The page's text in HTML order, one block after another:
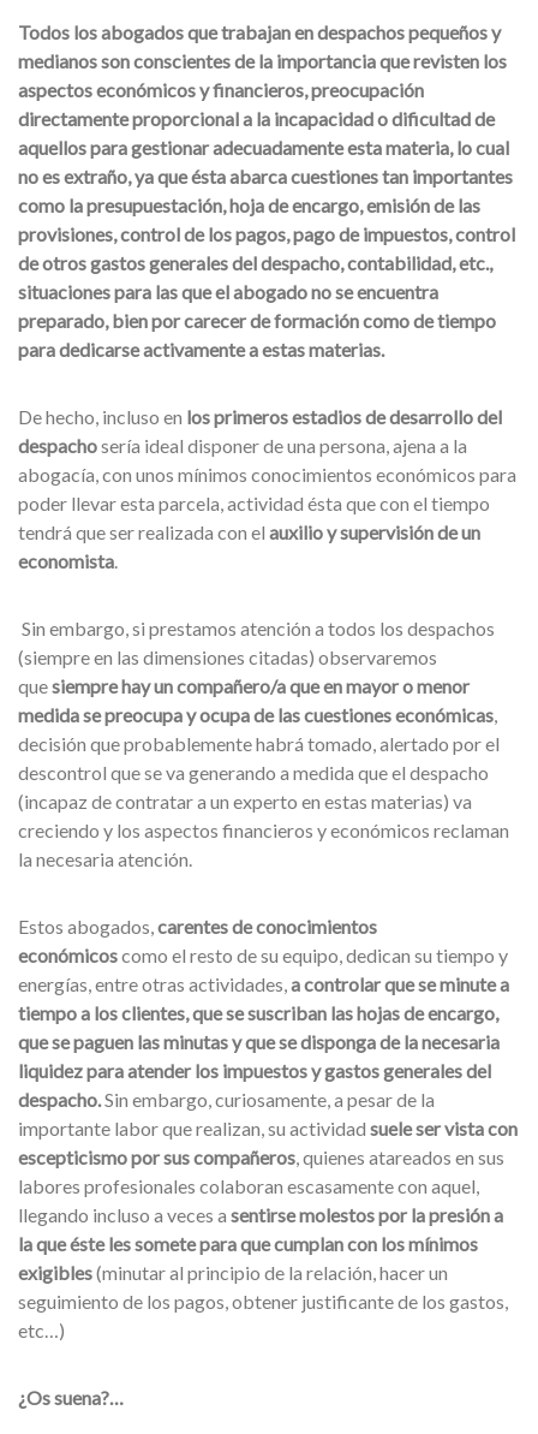
Todos los abogados que trabajan en despachos pequeños y
medianos son conscientes de la importancia que revisten los
aspectos económicos y financieros, preocupación
directamente proporcional a la incapacidad o dificultad de
aquellos para gestionar adecuadamente esta materia, lo cual
no es extraño, ya que ésta abarca cuestiones tan importantes
como la presupuestación, hoja de encargo, emisión de las
provisiones, control de los pagos, pago de impuestos, control
de otros gastos generales del despacho, contabilidad, etc.,
situaciones para las que el abogado no se encuentra
preparado, bien por carecer de formación como de tiempo
para dedicarse activamente a estas materias.
De hecho, incluso en los primeros estadios de desarrollo del
despachosería ideal disponer de una persona, ajena a la
abogacía, con unos mínimos conocimientos económicos para
poder llevar esta parcela, actividad ésta que con el tiempo
tendrá que ser realizada con el auxilio y supervisión de un
economista.
Sin embargo, si prestamos atención a todos los despachos
(siempre en las dimensiones citadas) observaremos
quesiempre hay un compañero/a que en mayor o menor
medida se preocupa y ocupa de las cuestiones económicas,
decisión que probablemente habrá tomado, alertado por el
descontrol que se va generando a medida que el despacho
(incapaz de contratar a un experto en estas materias) va
creciendo y los aspectos financieros y económicos reclaman
la necesaria atención.
Estos abogados,carentes de conocimientos
económicoscomo el resto de su equipo, dedican su tiempo y
energías, entre otras actividades,a controlar que se minute a
tiempo a los clientes, que se suscriban las hojas de encargo,
que se paguen las minutas y que se disponga de la necesaria
liquidez para atender los impuestos y gastos generales del
despacho.Sin embargo, curiosamente, a pesar de la
importante labor que realizan, su actividad suele ser vista con
escepticismo por sus compañeros, quienes atareados en sus
labores profesionales colaboran escasamente con aquel,
llegando incluso a veces a sentirse molestos por la presión a
la que éste les somete para que cumplan con los mínimos
exigibles(minutar al principio de la relación, hacer un
seguimiento de los pagos, obtener justificante de los gastos,
etc…)
¿Os suena?…